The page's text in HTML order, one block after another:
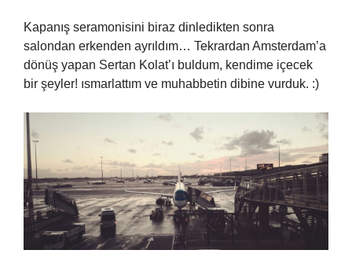
Kapanış seramonisini biraz dinledikten sonra
salondan erkenden ayrıldım… Tekrardan Amsterdam’a
dönüş yapan Sertan Kolat’ı buldum, kendime içecek
bir şeyler! ısmarlattım ve muhabbetin dibine vurduk. :)